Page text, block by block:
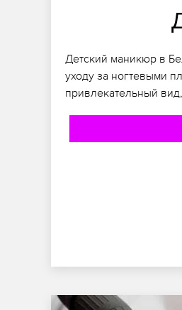
Детский маникюр в
уходу за ногтевыми
привлекательный